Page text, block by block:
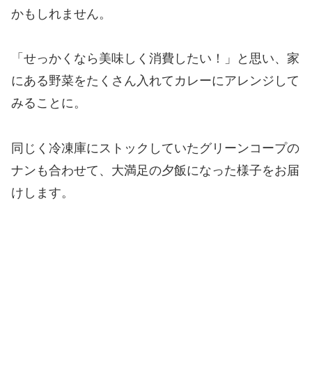
かもしれません。
「せっかくなら美味しく消費したい！」と思い、家
にある野菜をたくさん入れてカレーにアレンジして
みることに。
同じく冷凍庫にストックしていたグリーンコープの
ナンも合わせて、大満足の夕飯になった様子をお届
けします。